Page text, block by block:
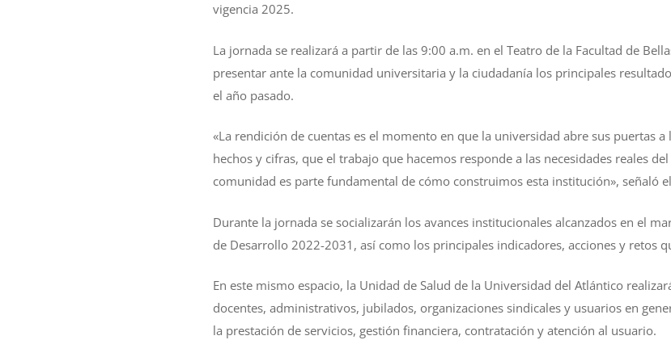
vigencia 2025.
La jornada se realizará a partir de las 9:00 a.m. en el Teatro de la Facultad de
presentar ante la comunidad universitaria y la ciudadanía los principales
el año pasado.
«La rendición de cuentas es el momento en que la universidad abre sus puertas
hechos y cifras, que el trabajo que hacemos responde a las necesidades reales
comunidad es parte fundamental de cómo construimos esta institución», señaló
Durante la jornada se socializarán los avances institucionales alcanzados en el
de Desarrollo 2022-2031, así como los principales indicadores, acciones y retos
En este mismo espacio, la Unidad de Salud de la Universidad del Atlántico
docentes, administrativos, jubilados, organizaciones sindicales y usuarios en
la prestación de servicios, gestión financiera, contratación y atención al usuario.